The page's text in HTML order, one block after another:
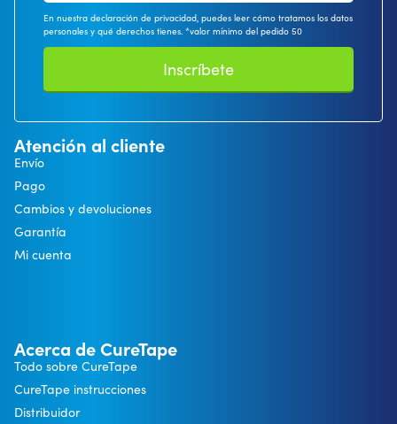
En nuestra declaración de privacidad, puedes leer cómo tratamos los datos
personales y qué derechos tienes. *valor mínimo del pedido 50
Inscríbete
Atención al cliente
Envío
Pago
Cambios y devoluciones
Garantía
Mi cuenta
Acerca de CureTape
Todo sobre CureTape
CureTape instrucciones
Distribuidor